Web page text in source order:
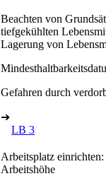
Beachten von
tiefgekühlten
Lagerung von
Gefahren durch
➔
LB 3
Arbeitsplatz
Arbeitshöhe